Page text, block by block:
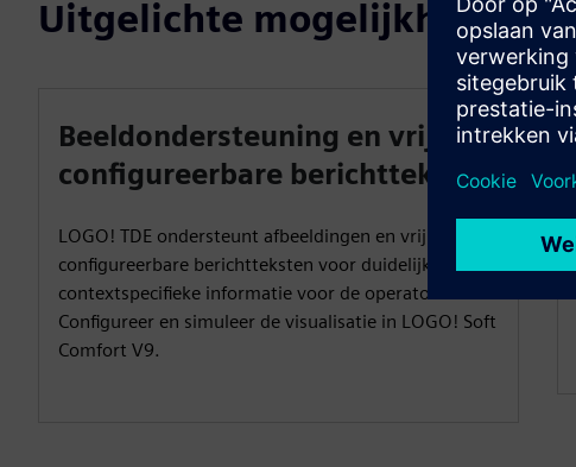
Uitgelichte mogelijkheden
Beeldondersteuning en vrij
configureerbare berichtteksten
LOGO! TDE ondersteunt afbeeldingen en vrij
configureerbare berichtteksten voor duidelijke,
contextspecifieke informatie voor de operator.
Configureer en simuleer de visualisatie in LOGO! Soft
Comfort V9.